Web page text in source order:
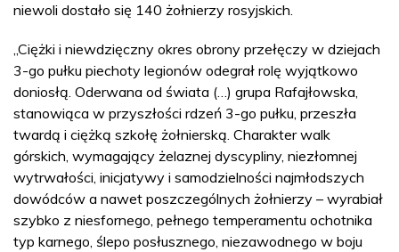
niewoli dostało się 140 żołnierzy rosyjskich.
„Ciężki i niewdzięczny okres obrony przełęczy w dziejach
3-go pułku piechoty legionów odegrał rolę wyjątkowo
doniosłą. Oderwana od świata (…) grupa Rafajłowska,
stanowiąca w przyszłości rdzeń 3-go pułku, przeszła
twardą i ciężką szkołę żołnierską. Charakter walk
górskich, wymagający żelaznej dyscypliny, niezłomnej
wytrwałości, inicjatywy i samodzielności najmłodszych
dowódców a nawet poszczególnych żołnierzy – wyrabiał
szybko z niesfornego, pełnego temperamentu ochotnika
typ karnego, ślepo posłusznego, niezawodnego w boju